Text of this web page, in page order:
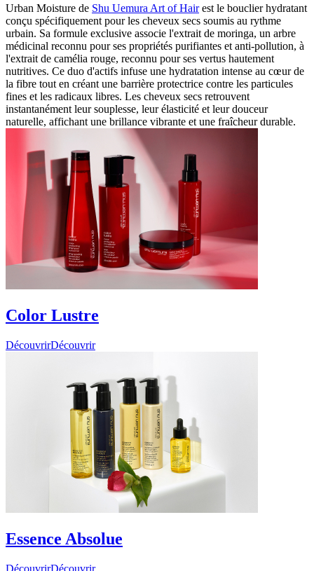
Urban Moisture de Shu Uemura Art of Hairest le bouclier hydratant
conçu spécifiquement pour les cheveux secs soumis au rythme
urbain. Sa formule exclusive associe l'extrait de moringa, un arbre
médicinal reconnu pour ses propriétés purifiantes et anti-pollution, à
l'extrait de camélia rouge, reconnu pour ses vertus hautement
nutritives. Ce duo d'actifs infuse une hydratation intense au cœur de
la fibre tout en créant une barrière protectrice contre les particules
fines et les radicaux libres. Les cheveux secs retrouvent
instantanément leur souplesse, leur élasticité et leur douceur
naturelle, affichant une brillance vibrante et une fraîcheur durable.
Color Lustre
DécouvrirDécouvrir
Essence Absolue
DécouvrirDécouvrir